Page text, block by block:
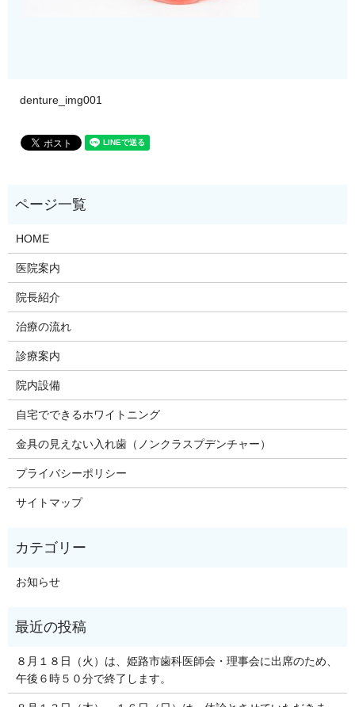
denture_img001
HOME
医院案内
院長紹介
治療の流れ
診療案内
院内設備
自宅でできるホワイトニング
金具の見えない入れ歯（ノンクラスプデンチャー）
プライバシーポリシー
サイトマップ
お知らせ
８月１８日（火）は、姫路市歯科医師会・理事会に出席のため、
午後６時５０分で終了します。